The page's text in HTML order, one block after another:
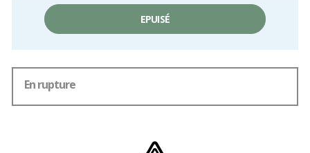
EPUISÉ
En rupture